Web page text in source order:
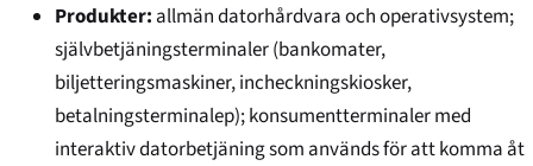
Produkter: allmän datorhårdvara och operativsystem;
självbetjäningsterminaler (bankomater,
biljetteringsmaskiner, incheckningskiosker,
betalningsterminalер); konsumentterminaler med
interaktiv datorbetjäning som används för att komma åt